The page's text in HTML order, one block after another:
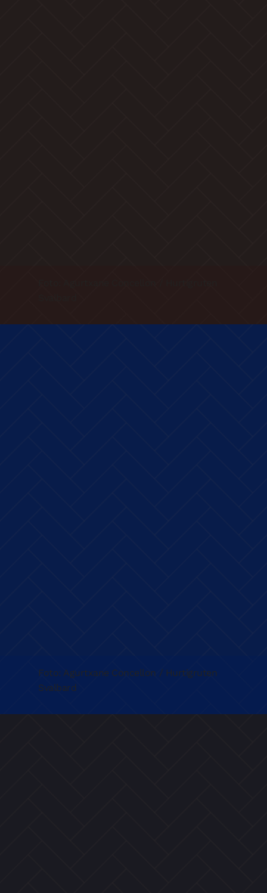
Foto: Agurtxane Concellon / Hurtigruten
Svalbard